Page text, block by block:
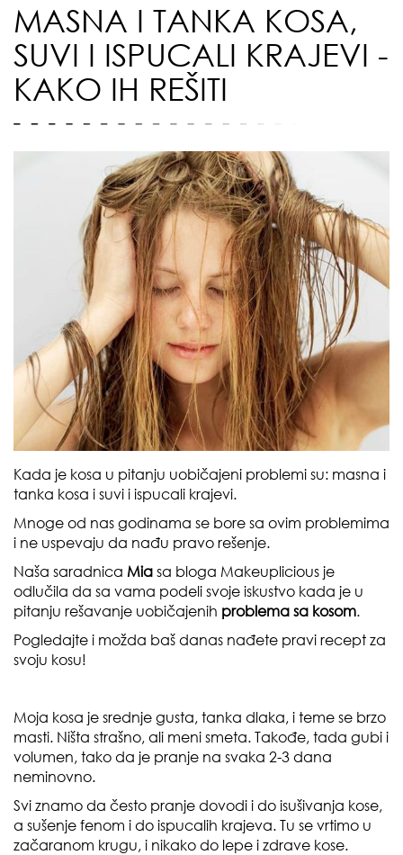
MASNA I TANKA KOSA,
SUVI I ISPUCALI KRAJEVI -
KAKO IH REŠITI
Kada je kosa u pitanju uobičajeni problemi su: masna i
tanka kosa i suvi i ispucali krajevi.
Mnoge od nas godinama se bore sa ovim problemima
i ne uspevaju da nađu pravo rešenje.
Naša saradnica Mia sa bloga Makeuplicious je
odlučila da sa vama podeli svoje iskustvo kada je u
pitanju rešavanje uobičajenih problema sa kosom.
Pogledajte i možda baš danas nađete pravi recept za
svoju kosu!
Moja kosa je srednje gusta, tanka dlaka, i teme se brzo
masti. Ništa strašno, ali meni smeta. Takođe, tada gubi i
volumen, tako da je pranje na svaka 2-3 dana
neminovno.
Svi znamo da često pranje dovodi i do isušivanja kose,
a sušenje fenom i do ispucalih krajeva. Tu se vrtimo u
začaranom krugu, i nikako do lepe i zdrave kose.